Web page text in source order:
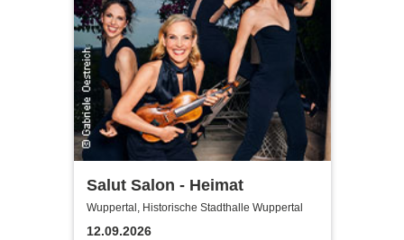
Salut Salon - Heimat
Wuppertal, Historische Stadthalle Wuppertal
12.09.2026